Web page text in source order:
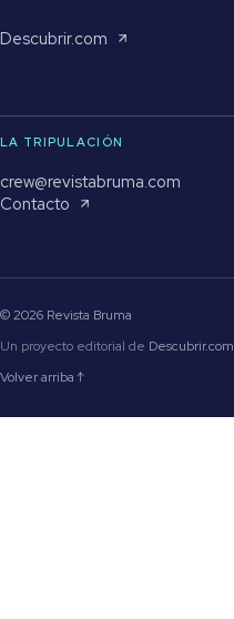
Descubrir.com
LA TRIPULACIÓN
crew@revistabruma.com
Contacto
© 2026 Revista Bruma
Un proyecto editorial de Descubrir.com
Volver arriba ↑